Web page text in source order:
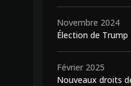
Novembre 2024
Élection de Trump
Février 2025
Nouveaux droits